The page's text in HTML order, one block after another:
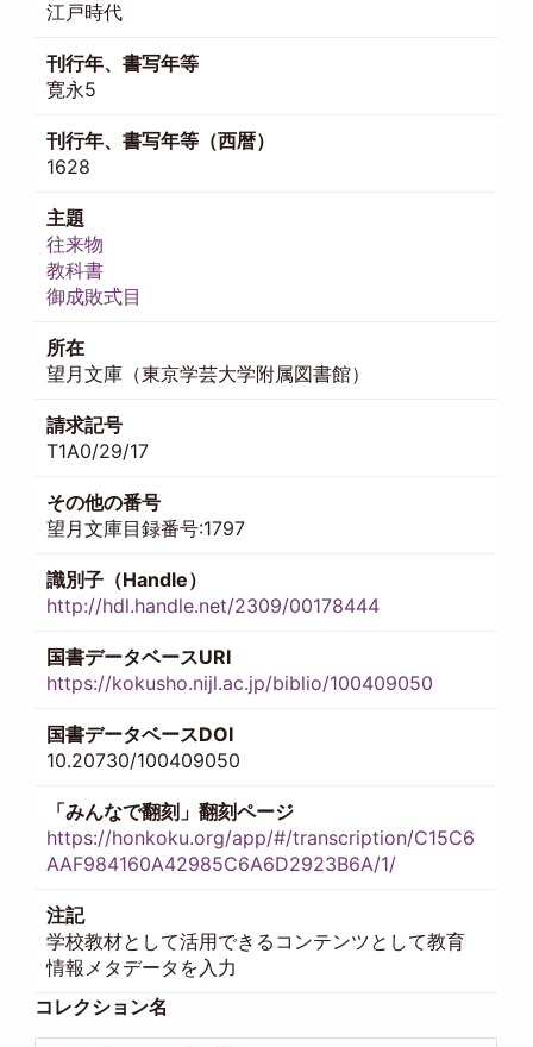
江戸時代
刊行年、書写年等
寛永5
刊行年、書写年等（西暦）
1628
主題
往来物
教科書
御成敗式目
所在
望月文庫（東京学芸大学附属図書館）
請求記号
T1A0/29/17
その他の番号
望月文庫目録番号:1797
識別子（Handle）
http://hdl.handle.net/2309/00178444
国書データベースURI
https://kokusho.nijl.ac.jp/biblio/100409050
国書データベースDOI
10.20730/100409050
「みんなで翻刻」翻刻ページ
https://honkoku.org/app/#/transcription/C15C6
AAF984160A42985C6A6D2923B6A/1/
注記
学校教材として活用できるコンテンツとして教育
情報メタデータを入力
コレクション名